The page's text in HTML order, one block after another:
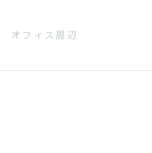
オフィス周辺